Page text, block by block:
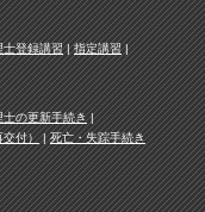
士登録講習
指定講習
士の更新手続き
交付） 死亡・失踪手続き